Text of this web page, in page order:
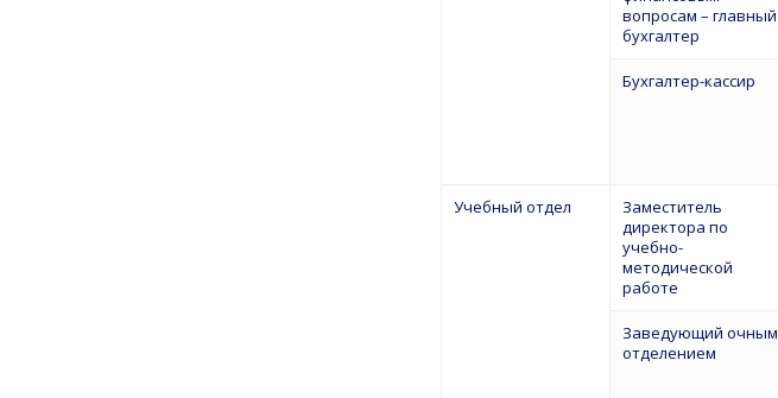
вопросам – главный
бухгалтер
Бухгалтер-кассир
Учебный отдел
Заместитель
директора по
учебно-
методической
работе
Заведующий очным
отделением